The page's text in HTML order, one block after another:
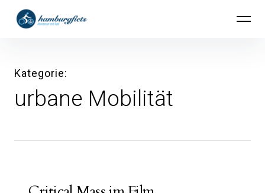
überspringen
hamburgfiets – Abenteuer mit Rad
Kategorie
urbane Mobilität